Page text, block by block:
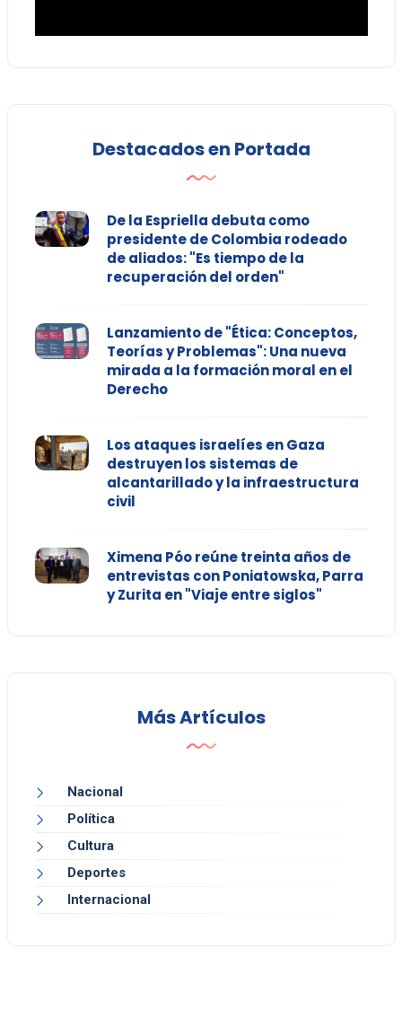
Destacados en Portada
De la Espriella debuta como
presidente de Colombia rodeado
de aliados: "Es tiempo de la
recuperación del orden"
Lanzamiento de "Ética: Conceptos,
Teorías y Problemas": Una nueva
mirada a la formación moral en el
Derecho
Los ataques israelíes en Gaza
destruyen los sistemas de
alcantarillado y la infraestructura
civil
Ximena Póo reúne treinta años de
entrevistas con Poniatowska, Parra
y Zurita en "Viaje entre siglos"
Más Artículos
Nacional
Política
Cultura
Deportes
Internacional